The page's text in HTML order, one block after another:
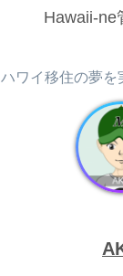
Hawaii-ne
ハワイ移住の夢